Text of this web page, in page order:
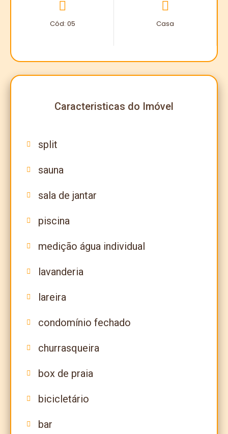
Cód: 05 Casa
Caracteristicas do Imóvel
split
sauna
sala de jantar
piscina
medição água individual
lavanderia
lareira
condomínio fechado
churrasqueira
box de praia
bicicletário
bar